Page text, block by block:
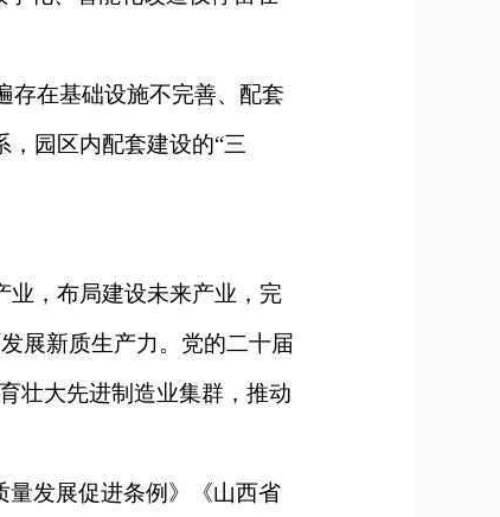
在基础设施不完善、配套
园区内配套建设的“三
，布局建设未来产业，完
展新质生产力。党的二十届
壮大先进制造业集群，推动
发展促进条例》《山西省